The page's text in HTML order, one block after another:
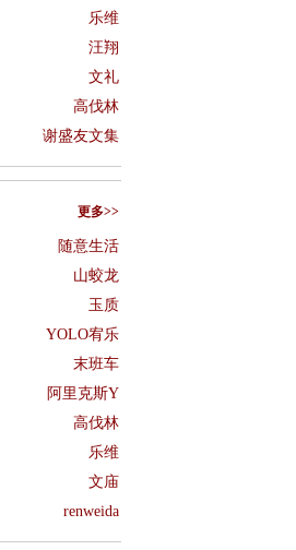
乐维
汪翔
文礼
高伐林
谢盛友文集
更多>>
随意生活
山蛟龙
玉质
YOLO宥乐
末班车
阿里克斯Y
高伐林
乐维
文庙
renweida